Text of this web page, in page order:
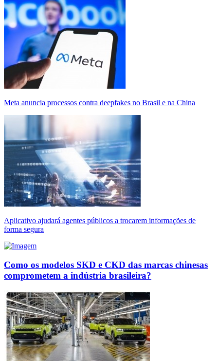
Meta anuncia processos contra deepfakes no Brasil e na China
Aplicativo ajudará agentes públicos a trocarem informações de
forma segura
Como os modelos SKD e CKD das marcas chinesas
comprometem a indústria brasileira?